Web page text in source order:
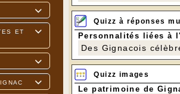


et


Photo Cathy Pluvinage
Quizz à réponses
Personnalités liées à
Des Gignacois
Quizz images
Le patrimoine de